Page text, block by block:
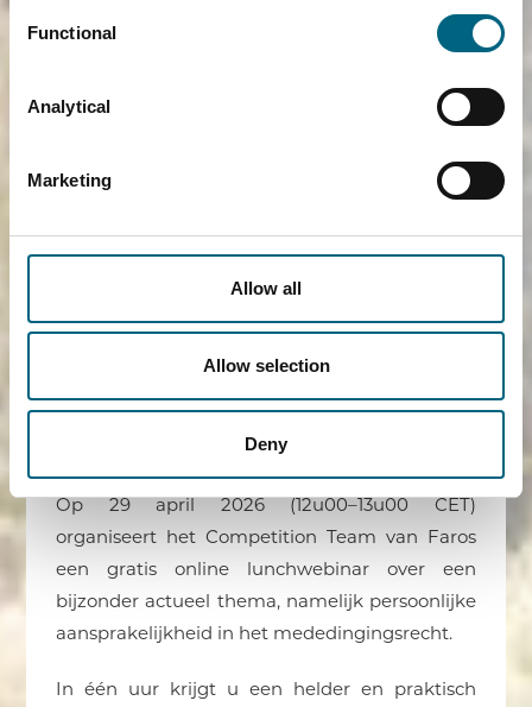
Functional
Analytical
Marketing
Allow all
Allow selection
Deny
geven over mededingingsrecht aan de
studenten van Universiteit Antwerpen en
Universiteit Gent. Het Faros team raakte een
brede waaier aan mededingingsrechtelijke
praktijkvoorbeelden en waardevolle inzichten.
LEES MEER ›
Flash info – Mededingingsrecht
als lunch
Op 29 april 2026 (12u00–13u00 CET)
organiseert het Competition Team van Faros
een gratis online lunchwebinar over een
bijzonder actueel thema, namelijk persoonlijke
aansprakelijkheid in het mededingingsrecht.
In één uur krijgt u een helder en praktisch